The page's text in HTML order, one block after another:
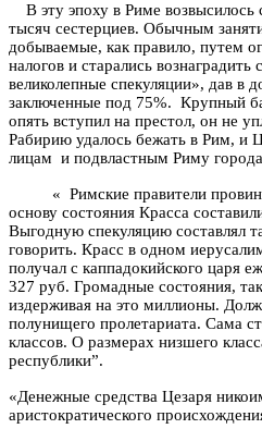
В эту эпоху в Риме возвысилось
тысяч сестерциев. Обычным
добываемые, как правило, путем
налогов и старались
великолепные спекуляции», дав в
заключенные под 75%. Крупный
опять вступил на престол, он не
Рабирию удалось бежать в Рим, и
лицам и подвластным Риму
« Римские правители
основу состояния Красса
Выгодную спекуляцию составлял
говорить. Красс в одном
получал с каппадокийского царя
327 руб. Громадные состояния,
издерживая на это миллионы.
полунищего пролетариата. Сама
классов. О размерах низшего
республики”.
«Денежные средства Цезаря
аристократического